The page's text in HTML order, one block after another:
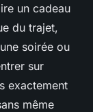
un cadeau
du trajet,
soirée ou
sur
exactement
même